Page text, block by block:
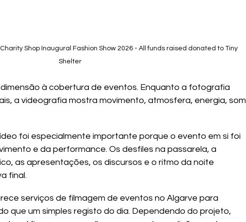
Shop Inaugural Fashion Show 2026 - All funds raised donated to Tiny
Shelter
à cobertura de eventos. Enquanto a fotografia
a videografia mostra movimento, atmosfera, energia, som
foi especialmente importante porque o evento em si foi
e da performance. Os desfiles na passarela, a
as apresentações, os discursos e o ritmo da noite
final.
serviços de filmagem de eventos no Algarve para
que um simples registo do dia. Dependendo do projeto,